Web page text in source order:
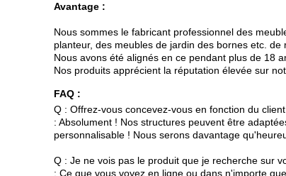
Avantage :
Nous sommes le fabricant professionnel des
planteur, des meubles de jardin des bornes etc. de
Nous avons été alignés en ce pendant plus de 18
Nos produits apprécient la réputation élevée sur
FAQ :
Q : Offrez-vous concevez-vous en fonction du
: Absolument ! Nos structures peuvent être
personnalisable ! Nous serons davantage
Q : Je ne vois pas le produit que je recherche sur
: Ce que vous voyez en ligne ou dans n'importe